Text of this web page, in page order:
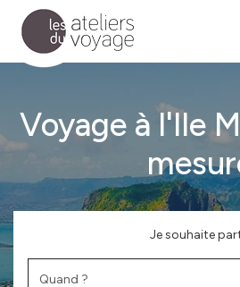
Aller au contenu principal
Voyage à l'Ile
Je souhaite